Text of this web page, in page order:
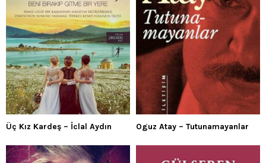
Üç Kız Kardeş – İclal Aydın Oguz Atay – Tutunamayanlar